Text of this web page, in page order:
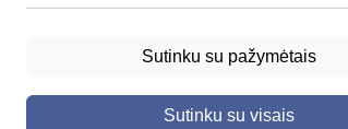
Sutinku su pažymėtais
Sutinku su visais